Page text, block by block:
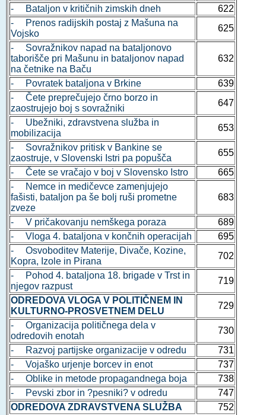
- Bataljon v kritičnih zimskih dneh
622
- Prenos radijskih postaj z Mašuna na
Vojsko
625
- Sovražnikov napad na bataljonovo
taborišče pri Mašunu in bataljonov napad
na četnike na Baču
632
- Povratek bataljona v Brkine
639
- Čete preprečujejo črno borzo in
zaostrujejo boj s sovražniki
647
- Ubežniki, zdravstvena služba in
mobilizacija
653
- Sovražnikov pritisk v Bankine se
zaostruje, v Slovenski Istri pa popušča
655
- Čete se vračajo v boj v Slovensko Istro
665
- Nemce in medičevce zamenjujejo
fašisti, bataljon pa še bolj ruši prometne
zveze
683
- V pričakovanju nemškega poraza
689
- Vloga 4. bataljona v končnih operacijah
695
- Osvoboditev Materije, Divače, Kozine,
Kopra, Izole in Pirana
702
- Pohod 4. bataljona 18. brigade v Trst in
njegov razpust
719
ODREDOVA VLOGA V POLITIČNEM IN
KULTURNO-PROSVETNEM DELU
729
- Organizacija političnega dela v
odredovih enotah
730
- Razvoj partijske organizacije v odredu
731
- Vojaško urjenje borcev in enot
737
- Oblike in metode propagandnega boja
738
- Pevski zbor in ?pesniki? v odredu
747
ODREDOVA ZDRAVSTVENA SLUŽBA
752